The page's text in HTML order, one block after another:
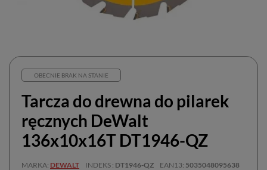
OBECNIE BRAK NA STANIE
Tarcza do drewna do pilarek
ręcznych DeWalt
136x10x16T DT1946-QZ
MARKA DEWALT INDEKS DT1946-QZ EAN13 5035048095638